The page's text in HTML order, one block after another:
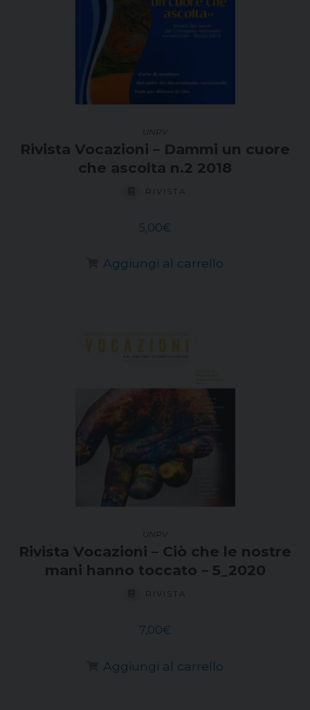
UNPV
Rivista Vocazioni – Dammi un cuore
che ascolta n.2 2018
RIVISTA
5,00€
Aggiungi al carrello
UNPV
Rivista Vocazioni – Ciò che le nostre
mani hanno toccato – 5_2020
RIVISTA
7,00€
Aggiungi al carrello